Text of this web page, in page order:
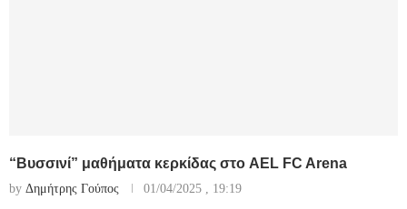
“Βυσσινί” μαθήματα κερκίδας στο AEL FC Arena
by Δημήτρης Γούπος 01/04/2025 , 19:19